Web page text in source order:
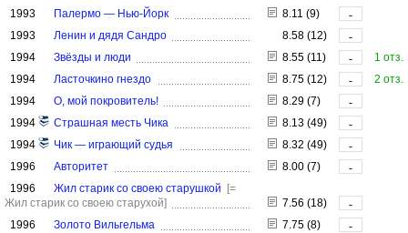
1993
Палермо — Нью-Йорк 8.11 (9)
-
1993
Ленин и дядя Сандро 8.58 (12)
-
1994
Звёзды и люди 8.55 (11) -
1 отз.
1994
Ласточкино гнездо 8.75 (12) -
2 отз.
1994
О, мой покровитель! 8.29 (7)
-
1994
Страшная месть Чика 8.13 (49)
-
1994
Чик — играющий судья 8.32 (49)
-
1996
Авторитет 8.00 (7)
-
1996
Жил старик со своею старушкой
[=
Жил старик со своею старухой]
7.56 (18)
-
1996
Золото Вильгельма 7.75 (8)
-